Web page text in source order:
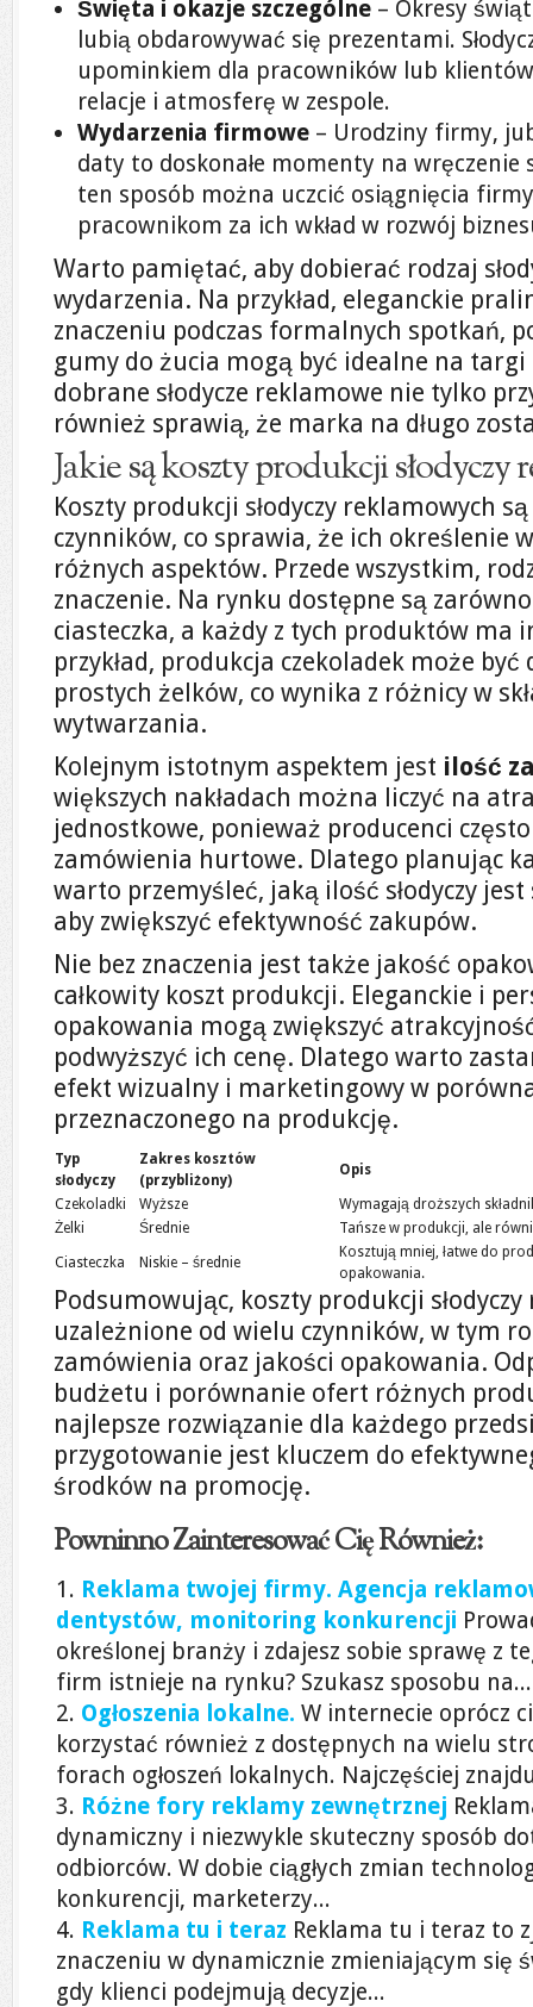
Święta i okazje szczególne – Okresy
lubią obdarowywać się prezentami.
upominkiem dla pracowników lub
relacje i atmosferę w zespole.
Wydarzenia firmowe – Urodziny firmy,
daty to doskonałe momenty na wręczenie
ten sposób można uczcić osiągnięcia
pracownikom za ich wkład w rozwój
Warto pamiętać, aby dobierać rodzaj
wydarzenia. Na przykład, eleganckie
znaczeniu podczas formalnych spotkań,
gumy do żucia mogą być idealne na
dobrane słodycze reklamowe nie tylko
również sprawią, że marka na długo
Jakie są koszty produkcji słodyczy
Koszty produkcji słodyczy reklamowych
czynników, co sprawia, że ich określenie
różnych aspektów. Przede wszystkim,
znaczenie. Na rynku dostępne są
ciasteczka, a każdy z tych produktów ma
przykład, produkcja czekoladek może
prostych żelków, co wynika z różnicy w
wytwarzania.
Kolejnym istotnym aspektem jest ilość
większych nakładach można liczyć na
jednostkowe, ponieważ producenci
zamówienia hurtowe. Dlatego planując
warto przemyśleć, jaką ilość słodyczy
aby zwiększyć efektywność zakupów.
Nie bez znaczenia jest także jakość
całkowity koszt produkcji. Eleganckie i
opakowania mogą zwiększyć
podwyższyć ich cenę. Dlatego warto
efekt wizualny i marketingowy w
przeznaczonego na produkcję.
Typ
słodyczy
Zakres kosztów
(przybliżony)
Opis
Czekoladki Wyższe
Wymagają droższych
Żelki
Średnie Tańsze w produkcji, ale
Ciasteczka Niskie – średnie
Kosztują mniej, łatwe do
opakowania.
Podsumowując, koszty produkcji
uzależnione od wielu czynników, w tym
zamówienia oraz jakości opakowania.
budżetu i porównanie ofert różnych
najlepsze rozwiązanie dla każdego
przygotowanie jest kluczem do
środków na promocję.
Powninno Zainteresować Cię Również:
Reklama twojej firmy. Agencja
dentystów, monitoring konkurencji
określonej branży i zdajesz sobie sprawę z
firm istnieje na rynku? Szukasz sposobu na...
Ogłoszenia lokalne. W internecie oprócz
korzystać również z dostępnych na wielu
forach ogłoszeń lokalnych. Najczęściej
Różne fory reklamy zewnętrznej
dynamiczny i niezwykle skuteczny sposób
odbiorców. W dobie ciągłych zmian
konkurencji, marketerzy...
Reklama tu i teraz Reklama tu i teraz to
znaczeniu w dynamicznie zmieniającym się
gdy klienci podejmują decyzje...